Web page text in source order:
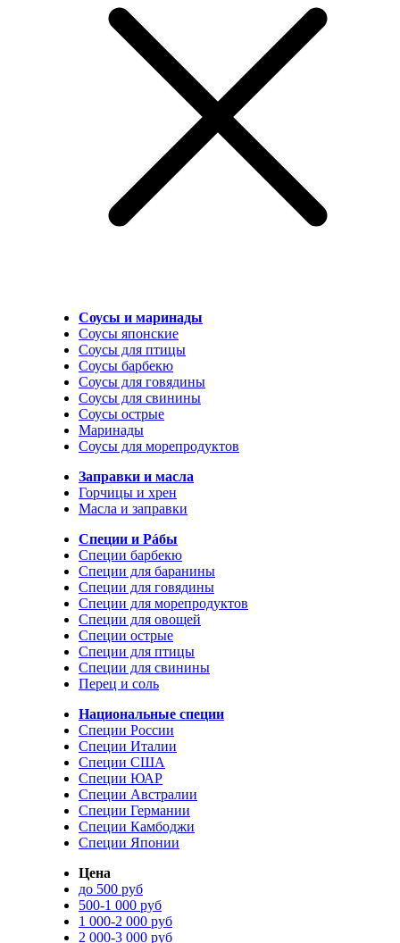
Соусы и маринады
Соусы японские
Соусы для птицы
Соусы барбекю
Соусы для говядины
Соусы для свинины
Соусы острые
Маринады
Соусы для морепродуктов
Заправки и масла
Горчицы и хрен
Масла и заправки
Специи и Рáбы
Специи барбекю
Специи для баранины
Специи для говядины
Специи для морепродуктов
Специи для овощей
Специи острые
Специи для птицы
Специи для свинины
Перец и соль
Национальные специи
Специи России
Специи Италии
Специи США
Специи ЮАР
Специи Австралии
Специи Германии
Специи Камбоджи
Специи Японии
Цена
до 500 руб
500-1 000 руб
1 000-2 000 руб
2 000-3 000 руб